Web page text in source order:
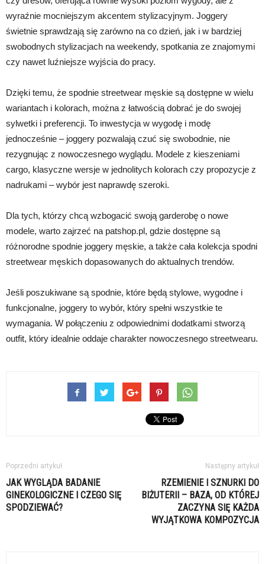
wyraźnie mocniejszym akcentem stylizacyjnym. Joggery
świetnie sprawdzają się zarówno na co dzień, jak i w bardziej
swobodnych stylizacjach na weekendy, spotkania ze znajomymi
czy nawet luźniejsze wyjścia do pracy.
Dzięki temu, że spodnie streetwear męskie są dostępne w wielu
wariantach i kolorach, można z łatwością dobrać je do swojej
sylwetki i preferencji. To inwestycja w wygodę i modę
jednocześnie – joggery pozwalają czuć się swobodnie, nie
rezygnując z nowoczesnego wyglądu. Modele z kieszeniami
cargo, klasyczne wersje w jednolitych kolorach czy propozycje z
nadrukami – wybór jest naprawdę szeroki.
Dla tych, którzy chcą wzbogacić swoją garderobę o nowe
modele, warto zajrzeć na patshop.pl, gdzie dostępne są
różnorodne spodnie joggery męskie, a także cała kolekcja spodni
streetwear męskich dopasowanych do aktualnych trendów.
Jeśli poszukiwane są spodnie, które będą stylowe, wygodne i
funkcjonalne, joggery to wybór, który spełni wszystkie te
wymagania. W połączeniu z odpowiednimi dodatkami stworzą
outfit, który idealnie oddaje charakter nowoczesnego streetwearu.
Poprzedni artykuł
JAK WYGLĄDA BADANIE
GINEKOLOGICZNE I CZEGO SIĘ
SPODZIEWAĆ?
Następny artykuł
RZEMIENIE I SZNURKI DO
BIŻUTERII – BAZA, OD KTÓREJ
ZACZYNA SIĘ KAŻDA
WYJĄTKOWA KOMPOZYCJA